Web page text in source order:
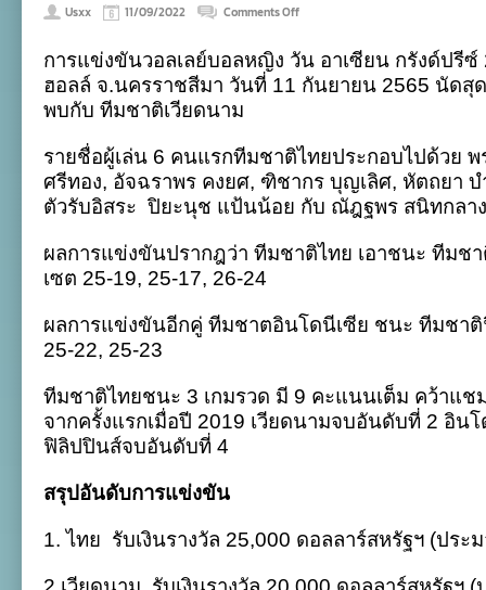
Usxx 11/09/2022 Comments Offon
ชนะ
เวียดนาม
3
แชมป์
อาเซียน
กรัง
ด์
ปรีซ์
การแข่งขันวอลเลย์บอลหญิง วัน อาเซียน กรังด์ปรี
ฮอลล์ จ.นครราชสีมา วันที่ 11 กันยายน 2565 นัดสุ
พบกับ ทีมชาติเวียดนาม
รายชื่อผู้เล่น 6 คนแรกทีมชาติไทยประกอบไปด้วย
ศรีทอง, อัจฉราพร คงยศ, ฑิชากร บุญเลิศ, หัตถยา
ตัวรับอิสระ ปิยะนุช แป้นน้อย กับ ณัฎฐพร สนิทกลาง
ผลการแข่งขันปรากฎว่า ทีมชาติไทย เอาชนะ ทีมชา
เซต 25-19, 25-17, 26-24
ผลการแข่งขันอีกคู่ ทีมชาตอินโดนีเซีย ชนะ ทีมชา
25-22, 25-23
ทีมชาติไทยชนะ 3 เกมรวด มี 9 คะแนนเต็ม คว้าแช
จากครั้งแรกเมื่อปี 2019 เวียดนามจบอันดับที่ 2 อิน
ฟิลิปปินส์จบอันดับที่ 4
สรุปอันดับการแข่งขัน
1. ไทย รับเงินรางวัล 25,000 ดอลลาร์สหรัฐฯ (ปร